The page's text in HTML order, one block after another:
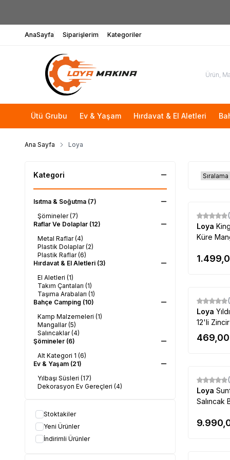
AnaSayfa Siparişlerim Kategoriler
Ütü Grubu Ev & Yaşam Hırdavat & El Aletleri
Ana Sayfa Loya
Kategori
Isıtma & Soğutma (7)
Şömineler(7)
Raflar Ve Dolaplar (12)
Metal Raflar(4)
Plastik Dolaplar(2)
Plastik Raflar(6)
Hırdavat & El Aletleri (3)
El Aletleri (1)
Takım Çantaları (1)
Taşıma Arabaları (1)
Bahçe Camping (10)
Kamp Malzemeleri (1)
Mangallar(5)
Salıncaklar(4)
Şömineler (6)
Alt Kategori 1 (6)
Ev & Yaşam (21)
Yılbaşı Süsleri (17)
Dekorasyon Ev Gereçleri (4)
Stoktakiler
Yeni Ürünler
İndirimli Ürünler
Loya
Küre
Loya
12'li Zincir
469,00
Loya
Salıncak